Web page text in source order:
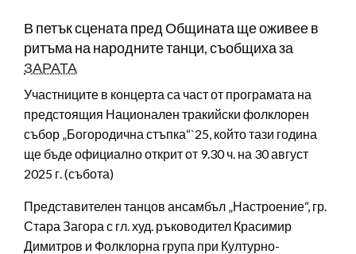
В петък сцената пред Общината ще оживее в
ритъма на народните танци, съобщиха за
ЗАРАТА
Участниците в концерта са част от програмата на
предстоящия Национален тракийски фолклорен
събор „Богородична стъпка“`25, който тази година
ще бъде официално открит от 9.30 ч. на 30 август
2025 г. (събота)
Представителен танцов ансамбъл „Настроение“, гр.
Стара Загора с гл. худ. ръководител Красимир
Димитров и Фолклорна група при Културно-